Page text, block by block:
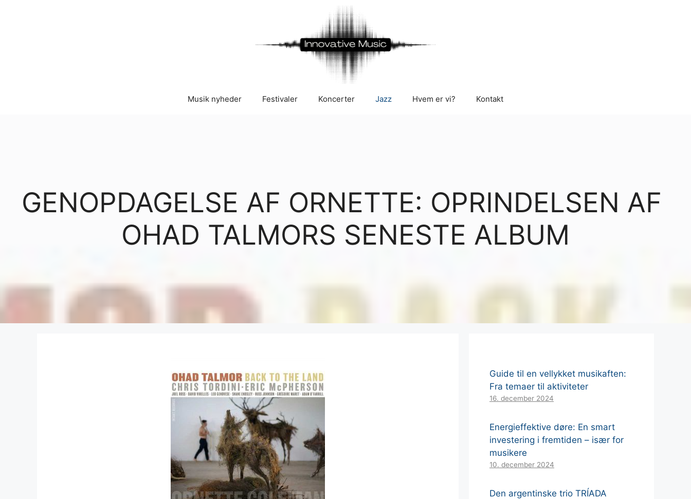
Musik nyheder Festivaler Koncerter Jazz Hvem er vi? Kontakt
GENOPDAGELSE AF ORNETTE: OPRINDELSEN AF ​​
OHAD TALMORS SENESTE ALBUM
Guide til en vellykket musikaften:
Fra temaer til aktiviteter
16. december 2024
Energieffektive døre: En smart
investering i fremtiden – især for
musikere
10. december 2024
Den argentinske trio TRÍADA